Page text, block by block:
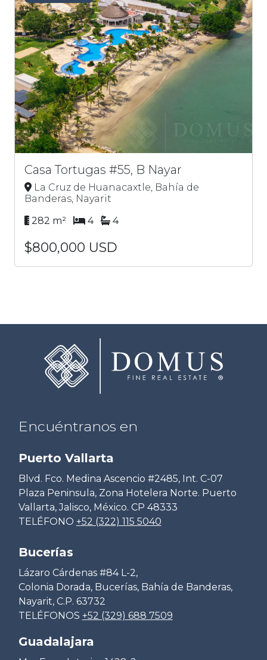
Casa Tortugas #55, B Nayar
La Cruz de Huanacaxtle, Bahía de
Banderas, Nayarit
282 m²
4 4
$800,000 USD
Encuéntranos en
Puerto Vallarta
Blvd. Fco. Medina Ascencio #2485, Int. C-07
Plaza Peninsula, Zona Hotelera Norte. Puerto
Vallarta, Jalisco, México. CP 48333
TELÉFONO +52 (322) 115 5040
Bucerías
Lázaro Cárdenas #84 L-2,
Colonia Dorada, Bucerías, Bahía de Banderas,
Nayarit, C.P. 63732
TELÉFONOS +52 (329) 688 7509
Guadalajara